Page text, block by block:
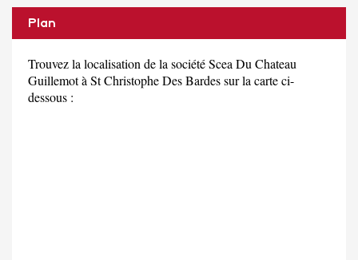
Plan
Trouvez la localisation de la société Scea Du Chateau
Guillemot à St Christophe Des Bardes sur la carte ci-
dessous :